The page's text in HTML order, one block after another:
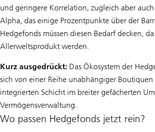
und geringere Korrelation, zugleich aber
Alpha, das einige Prozentpunkte über der
Hedgefonds müssen diesen Bedarf decken,
Allerweltsprodukt werden.
Kurz ausgedrückt: Das Ökosystem der
sich von einer Reihe unabhängiger
integrierten Schicht im breiter gefächerten
Vermögensverwaltung.
Wo passen Hedgefonds jetzt rein?